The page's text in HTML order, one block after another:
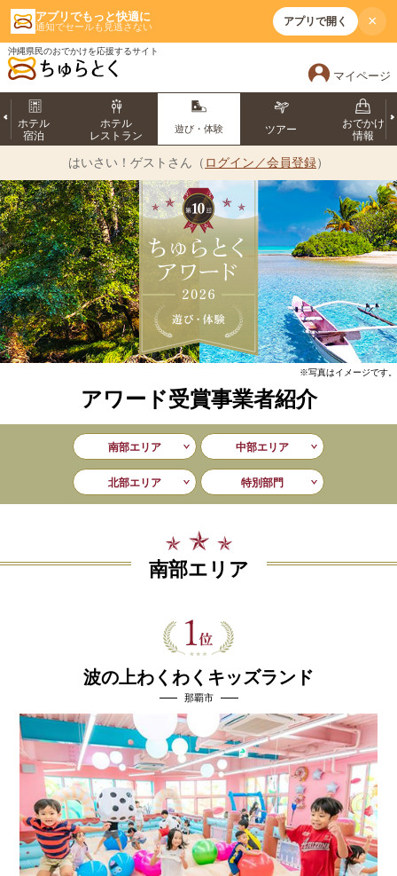
アプリでもっと快適に
通知でセールも見逃さない アプリで開く ×
沖縄県民のおでかけを応援するサイト
マイページ
ホテル
宿泊
ホテル
レストラン
遊び・体験 ツアー
おでかけ
情報
はいさい！ ゲストさん（ ログイン／会員登録）
※写真はイメージです。
アワード受賞事業者紹介
南部エリア 中部エリア
北部エリア 特別部門
南部エリア
波の上わくわくキッズランド
那覇市